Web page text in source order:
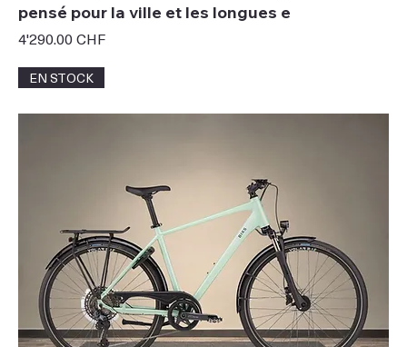
pensé pour la ville et les longues e
Prix
4'290.00 CHF
EN STOCK